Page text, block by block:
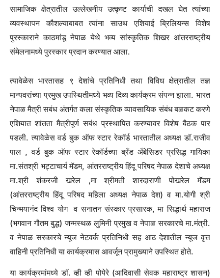
सामाजिक क्षेत्रातील उल्लेखनीय उत्कृष्ट कार्याची दखल घेत त्यांच्या
व्यवस्थापन कौशल्याबाबत त्यांना साउथ एशियाई ब्रिलियन्स विशेष
पुरस्काराने काठमांडू नेपाळ येथे भव्य सांस्कृतिक शिखर आंतरराष्ट्रीय
संमेलनामध्ये पुरस्कार प्रदान करण्यात आला.
त्यावेळेस भारतासह ९ देशांचे प्रतिनिधी तथा विविध क्षेत्रातील तज्ञ
मान्यवरांच्या प्रमुख उपस्थितीमध्ये भव्य दिव्य कार्यक्रम संपन्न झाला. भारत
नेपाळ मैत्री सबंध अंतर्गत कला संस्कृतिक व्यावसायिक संबंध बळकट करणे
एशियात शांतता मैत्रीपूर्ण सबंध प्रस्थापित करण्यावर विशेष बैठक पार
पडली. त्यावेळेस वर्ड बुक ऑफ स्टार रेकॉर्ड भारतातील अध्यक्ष डॉ.राजीव
पाल , वर्ड बुक ऑफ स्टार रेकॉर्डच्या ब्रँड अँबेसिडर प्रसिद्ध गायिका
मा.संतश्री भट्टाचार्य मॅडम, आंतरराष्ट्रीय हिंदू परिषद नेपाळ देशाचे अध्यक्ष
मा.श्री शंकरजी खरेल ,मा श्रीमती शारदाराणी पोखरेल मॅडम
(आंतरराष्ट्रीय हिंदू परिषद महिला अध्यक्ष नेपाळ देश) व मा.योगी श्री
चिन्मयानंद विश्व योग व सनातन संस्कार प्रसारक, मा सिद्धार्थ महाराज
(भगवान गौतम बुद्ध) जन्मस्थळ लुमिनी प्रमुख व नेपाळ सरकारचे मा.मंत्री.
व नेपाळ सरकारचे न्यूज नेटवर्क प्रतिनिधी सह आठ देशातील न्यूज वृत्त
वाहिनी प्रतिनिधी या कार्यक्रमास आवर्जून प्रामुख्याने उपस्थित होते.
या कार्यक्रमांमध्ये डॉ. व्ही व्ही पोपेरे (आदिवासी सेवक महाराष्ट्र शासन)